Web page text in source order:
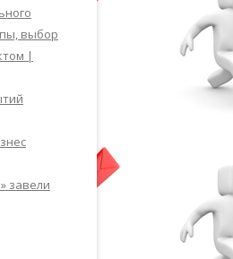
выбор
|
завели